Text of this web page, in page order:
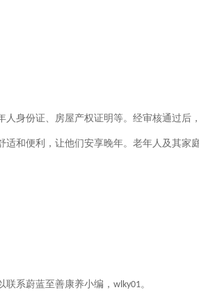
身份证、房屋产权证明等。经审核通过后
和便利，让他们安享晚年。老年人及其家
联系蔚蓝至善康养小编， wlky01。